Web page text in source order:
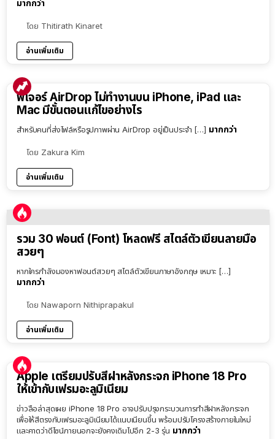
มากกว่า
โดย Thitirath Kinaret
อ่านเพิ่มเติม
ฟีเจอร์ AirDrop ไม่ทำงานบน iPhone, iPad และ
Mac มีขั้นตอนแก้ไขอย่างไร
สำหรับคนที่ส่งไฟล์หรือรูปภาพผ่าน AirDrop อยู่เป็นประจำ […] มากกว่า
โดย Zakura Kim
อ่านเพิ่มเติม
รวม 30 ฟอนต์ (Font) โหลดฟรี สไตล์ตัวเขียนลายมือ
สวยๆ
หากใครกำลังมองหาฟอนต์สวยๆ สไตล์ตัวเขียนภาษาอังกฤษ เหมาะ […]
มากกว่า
โดย Nawaporn Nithiprapakul
อ่านเพิ่มเติม
Apple เตรียมปรับสีฝาหลังกระจก iPhone 18 Pro
ให้เข้ากับเฟรมอะลูมิเนียม
ข่าวลือล่าสุดเผย iPhone 18 Pro อาจปรับปรุงกระบวนการทำสีฝาหลังกระจก
เพื่อให้สีตรงกับเฟรมอะลูมิเนียมได้แนบเนียนขึ้น พร้อมปรับโครงสร้างภายในใหม่
และคาดว่าดีไซน์ภายนอกจะยังคงเดิมไปอีก 2-3 รุ่น มากกว่า